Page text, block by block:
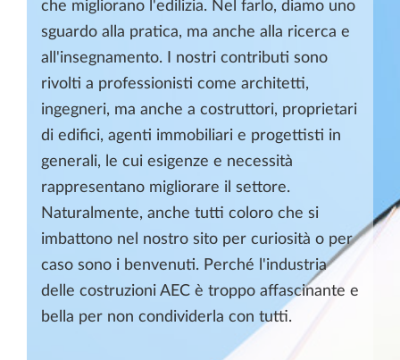
che migliorano l'edilizia. Nel farlo, diamo uno
sguardo alla pratica, ma anche alla ricerca e
all'insegnamento. I nostri contributi sono
rivolti a professionisti come architetti,
ingegneri, ma anche a costruttori, proprietari
di edifici, agenti immobiliari e progettisti in
generali, le cui esigenze e necessità
rappresentano migliorare il settore.
Naturalmente, anche tutti coloro che si
imbattono nel nostro sito per curiosità o per
caso sono i benvenuti. Perché l'industria
delle costruzioni AEC è troppo affascinante e
bella per non condividerla con tutti.